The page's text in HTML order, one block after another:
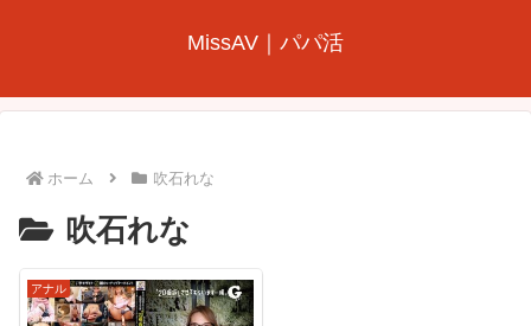
MissAV｜パパ活
ホーム 吹石れな
吹石れな
アナル